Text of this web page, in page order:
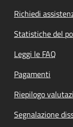
Richiedi
Statistiche del
Leggi le FAQ
Pagamenti
Riepilogo
Segnalazione